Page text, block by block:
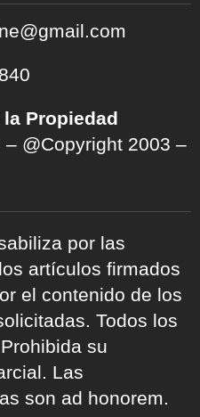
Propiedad
– @Copyright 2003 –
por las
artículos firmados
el contenido de los
Todos los
su
Las
son ad honorem.